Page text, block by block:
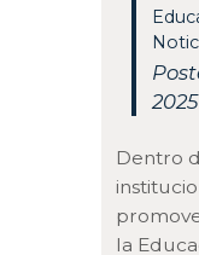
2025
Dentro
la